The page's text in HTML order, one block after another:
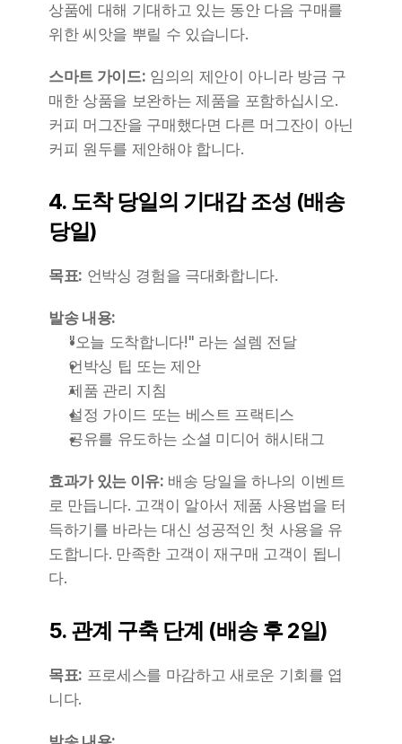
상품에 대해 기대하고 있는 동안 다음 구매를
위한 씨앗을 뿌릴 수 있습니다.
스마트 가이드: 임의의 제안이 아니라 방금 구
매한 상품을 보완하는 제품을 포함하십시오.
커피 머그잔을 구매했다면 다른 머그잔이 아닌
커피 원두를 제안해야 합니다.
4. 도착 당일의 기대감 조성 (배송
당일)
목표: 언박싱 경험을 극대화합니다.
발송 내용:
"오늘 도착합니다!" 라는 설렘 전달
언박싱 팁 또는 제안
제품 관리 지침
설정 가이드 또는 베스트 프랙티스
공유를 유도하는 소셜 미디어 해시태그
효과가 있는 이유: 배송 당일을 하나의 이벤트
로 만듭니다. 고객이 알아서 제품 사용법을 터
득하기를 바라는 대신 성공적인 첫 사용을 유
도합니다. 만족한 고객이 재구매 고객이 됩니
다.
5. 관계 구축 단계 (배송 후 2일)
목표: 프로세스를 마감하고 새로운 기회를 엽
니다.